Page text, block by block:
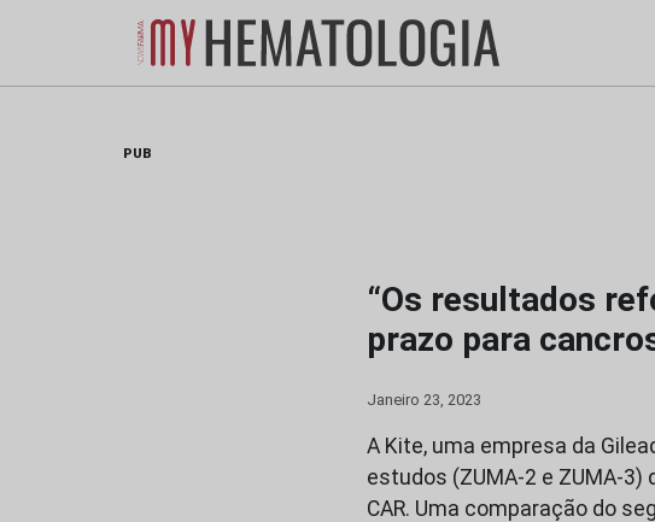
PUB
“Os resultados
prazo para
Janeiro 23, 2023
A Kite, uma empresa da
estudos (ZUMA-2 e ZUMA-
CAR. Uma comparação do